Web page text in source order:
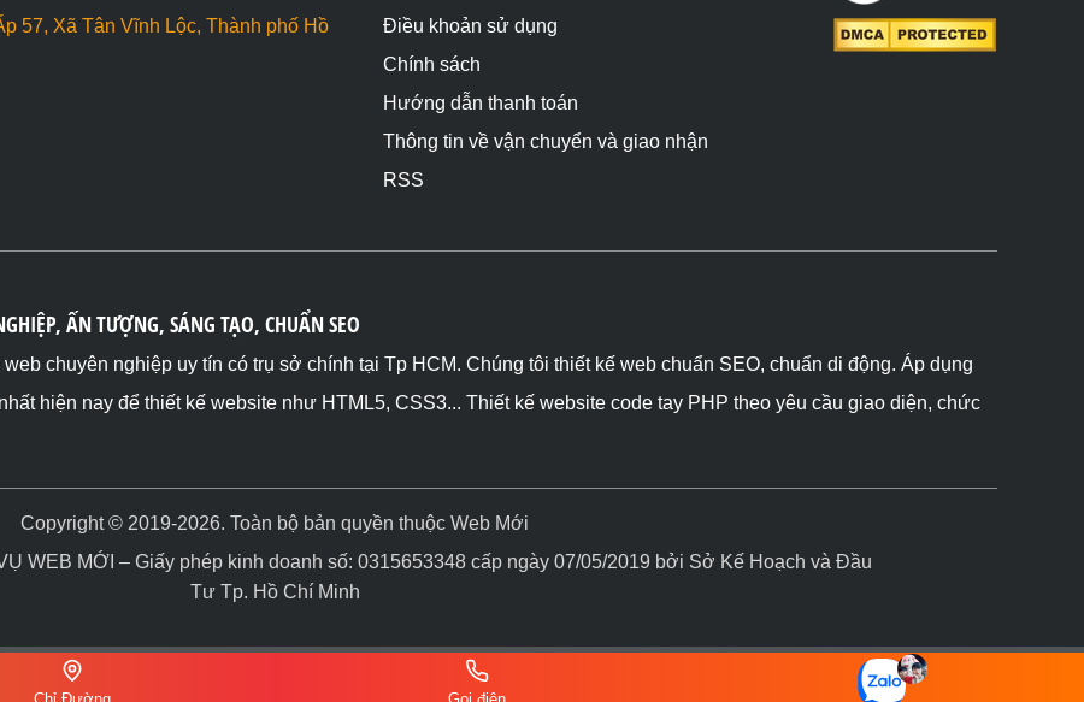
57, Xã Tân Vĩnh Lộc, Thành phố Hồ
Điều khoản sử dụng
Chính sách
Hướng dẫn thanh toán
Thông tin về vận chuyển và giao nhận
RSS
ẤN TƯỢNG, SÁNG TẠO, CHUẨN SEO
chuyên nghiệp uy tín có trụ sở chính tại Tp HCM. Chúng tôi thiết kế web chuẩn SEO, chuẩn di động. Áp dụng
hiện nay để thiết kế website như HTML5, CSS3... Thiết kế website code tay PHP theo yêu cầu giao diện, chức
Copyright © 2019-2026. Toàn bộ bản quyền thuộc Web Mới
WEB MỚI – Giấy phép kinh doanh số: 0315653348 cấp ngày 07/05/2019 bởi Sở Kế Hoạch và Đầu
Tư Tp. Hồ Chí Minh